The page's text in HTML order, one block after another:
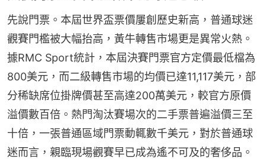
先說門票。本屆世界盃票價屢創歷史新高，普通球迷
觀賽門檻被大幅抬高，黃牛轉售市場更是異常火熱。
據RMC Sport統計，本屆決賽門票官方定價最低檔為
800美元，而二級轉售市場的均價已達11,117美元，部
分稀缺席位掛牌價甚至高達200萬美元，較官方原價
溢價數百倍。熱門淘汰賽場次的二手票普遍溢價三至
十倍，一張普通區域門票動輒數千美元，對於普通球
迷而言，親臨現場觀賽早已成為遙不可及的奢侈品。